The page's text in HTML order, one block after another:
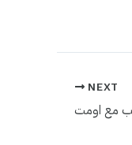
NEXT
مع اومت